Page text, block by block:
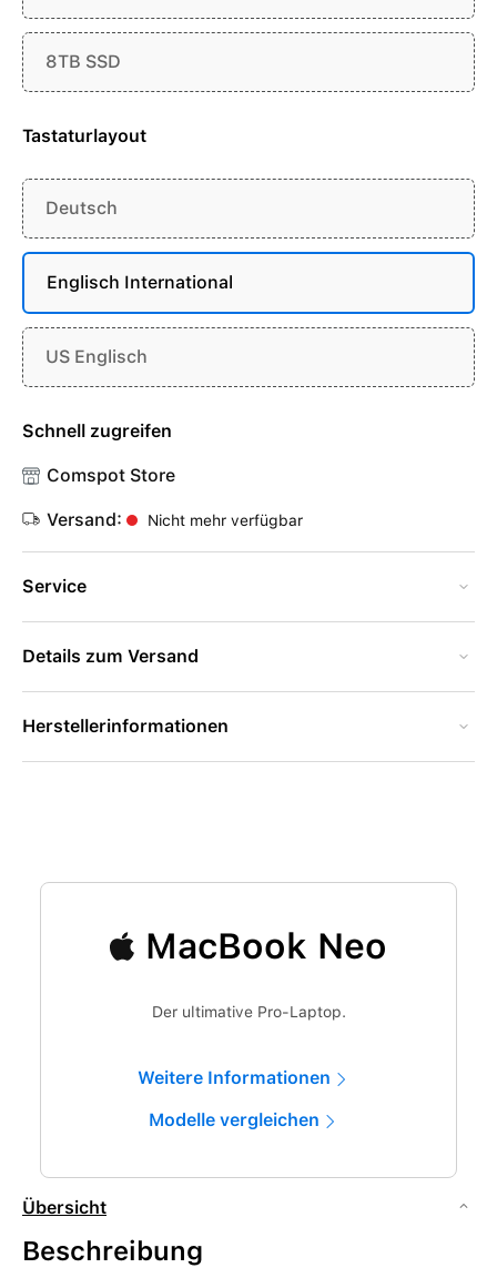
8TB SSD
Tastaturlayout
Deutsch
Englisch International
US Englisch
Schnell zugreifen
Comspot Store
Versand: Nicht mehr verfügbar
Service
Details zum Versand
Herstellerinformationen
MacBook Neo
Der ultimative Pro-Laptop.
Weitere Informationen
Modelle vergleichen
Übersicht
Beschreibung